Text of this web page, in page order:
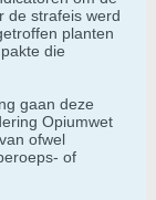
de strafeis werd
planten
die
gaan deze
Opiumwet
ofwel
of